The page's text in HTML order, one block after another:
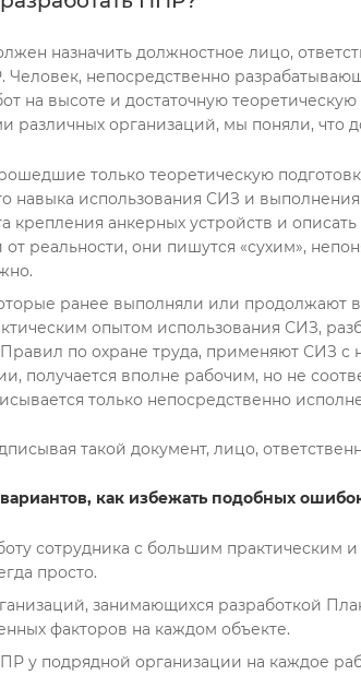
назначить должностное лицо,
Человек, непосредственно
на высоте и достаточную
различных организаций, мы поняли, что
только теоретическую
навыка использования СИЗ и
крепления анкерных устройств и
реальности, они пишутся «сухим»,
ранее выполняли или продолжают
опытом использования СИЗ,
по охране труда, применяют СИЗ с
получается вполне рабочим, но не
только непосредственно
такой документ, лицо,
вариантов, как избежать подобных
сотрудника с большим практическим
просто.
занимающихся разработкой
факторов на каждом объекте.
у подрядной организации на каждое